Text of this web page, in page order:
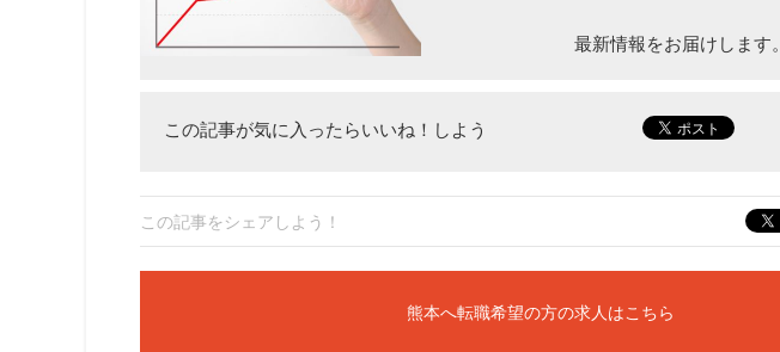
最新情報をお届けします。
この記事が気に入ったらいいね！しよう
この記事をシェアしよう！
熊本へ転職希望の方の求人はこちら